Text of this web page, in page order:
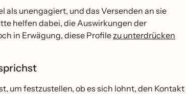
als unengagiert, und das Versenden an sie
helfen dabei, die Auswirkungen der
in Erwägung, diese Profilezu unterdrücken
um festzustellen, ob es sich lohnt, den Kontakt